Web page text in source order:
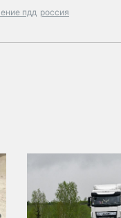
пдд россия